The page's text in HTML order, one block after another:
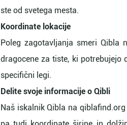
ste od svetega mesta.
Koordinate lokacije
Poleg zagotavljanja smeri Qibla
dragocene za tiste, ki potrebujejo
specifični legi.
Delite svoje informacije o Qibli
Naš iskalnik Qibla na